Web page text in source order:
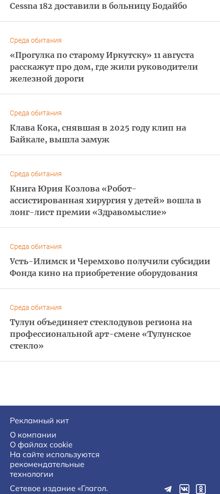
Cessna 182 доставили в больницу Бодайбо
Среда обитания
«Прогулка по старому Иркутску» 11 августа
расскажут про дом, где жили руководители
железной дороги
Среда обитания
Клава Кока, снявшая в 2025 году клип на
Байкале, вышла замуж
Среда обитания
Книга Юрия Козлова «Робот-
ассистированная хирургия у детей» вошла в
лонг-лист премии «Здравомыслие»
Среда обитания
Усть-Илимск и Черемхово получили субсидии
Фонда кино на приобретение оборудования
Среда обитания
Тулун объединяет стеклодувов региона на
профессиональной арт-смене «Тулунское
стекло»
Рекламный кит
О компании
О файлах cookie
На сайте используются
рекомендательные
технологии
Сетевое издание «Глагол.